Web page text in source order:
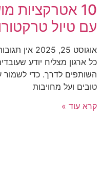
10 אטרקציות
עם טיול
אוגוסט 25, 2025
אין
כל ארגון מצליח יודע
השותפים לדרך. כדי לשמור
טובים ועל מחויבות
קרא עוד »